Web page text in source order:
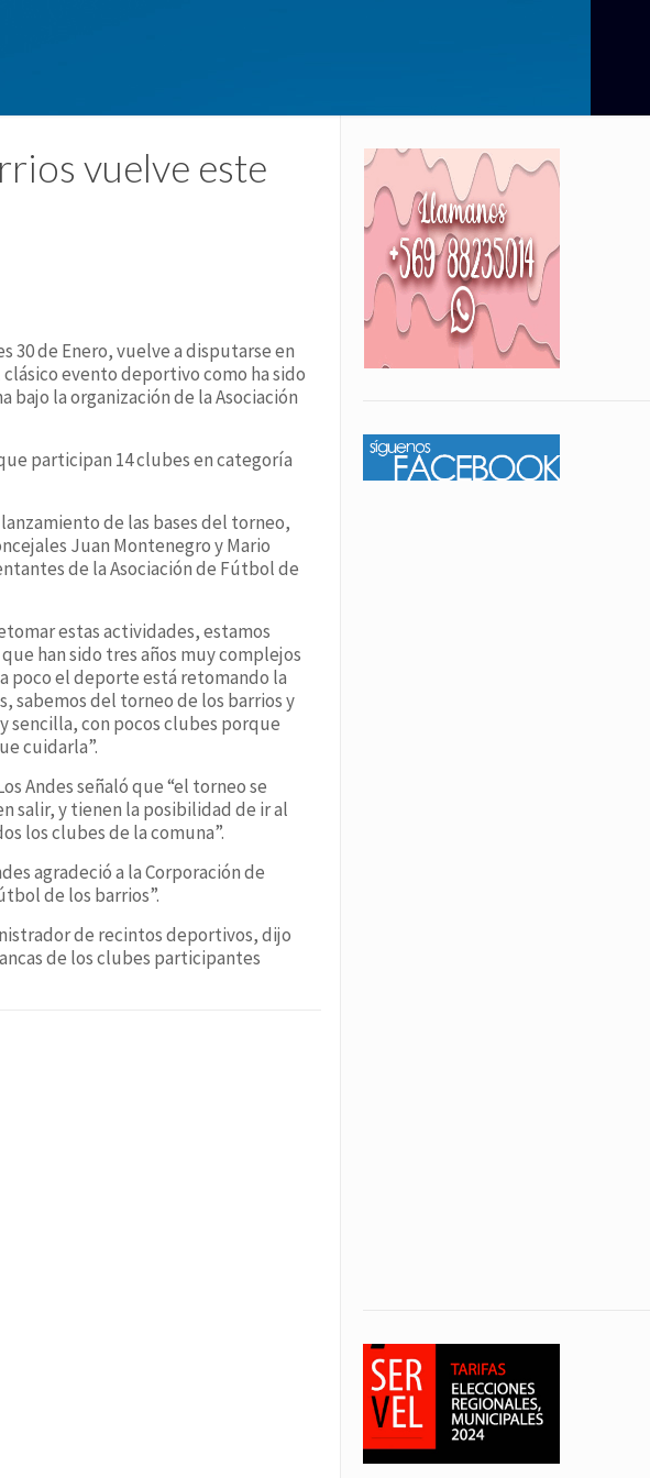
vuelve este
30 de Enero, vuelve a disputarse en
evento deportivo como ha sido
bajo la organización de la Asociación
participan 14 clubes en categoría
de las bases del torneo,
Juan Montenegro y Mario
de la Asociación de Fútbol de
estas actividades, estamos
han sido tres años muy complejos
poco el deporte está retomando la
sabemos del torneo de los barrios y
sencilla, con pocos clubes porque
cuidarla”.
Andes señaló que “el torneo se
salir, y tienen la posibilidad de ir al
los clubes de la comuna”.
agradeció a la Corporación de
de los barrios”.
de recintos deportivos, dijo
de los clubes participantes